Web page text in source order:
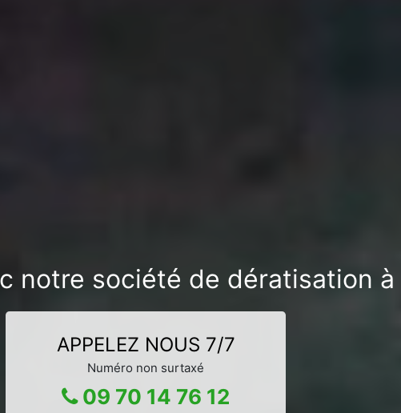
notre société de dératisation
APPELEZ NOUS 7/7
Numéro non surtaxé
09 70 14 76 12